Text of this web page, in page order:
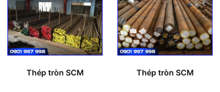
Thép tròn SCM Thép tròn SCM